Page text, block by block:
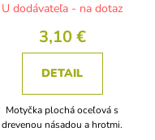
U dodávateľa - na dotaz
3,10 €
DETAIL
Motyčka plochá oceľová s
drevenou násadou a hrotmi.